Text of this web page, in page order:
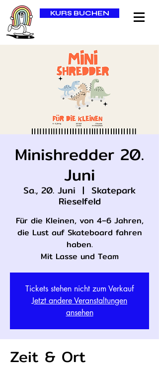
KURS BUCHEN
Minishredder 20.
Juni
Sa., 20. Juni
  |
Skatepark
Rieselfeld
Für die Kleinen, von 4–6 Jahren,
die Lust auf Skateboard fahren
haben.
Mit Lasse und Team
Tickets stehen nicht zum Verkauf
Jetzt andere Veranstaltungen
ansehen
Zeit & Ort